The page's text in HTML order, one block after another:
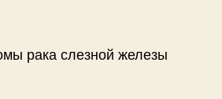
рака слезной железы